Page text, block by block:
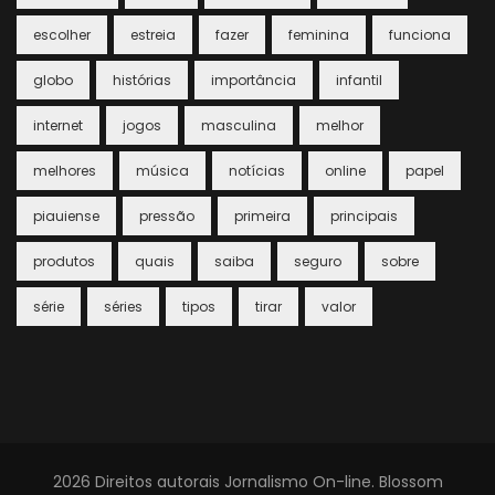
escolher estreia fazer feminina funciona
globo histórias importância infantil
internet jogos masculina melhor
melhores música notícias online papel
piauiense pressão primeira principais
produtos quais saiba seguro sobre
série séries tipos tirar valor
2026 Direitos autorais Jornalismo On-line. Blossom